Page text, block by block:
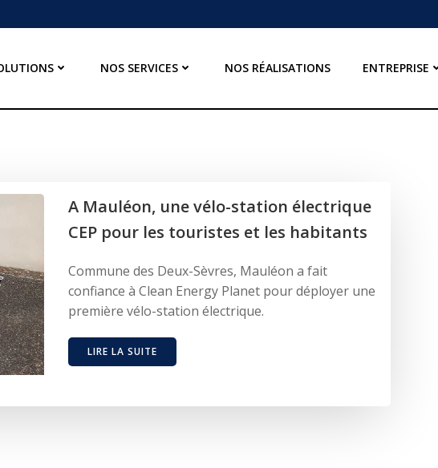
NOS SERVICES NOS RÉALISATIONS ENTREPRISE
A Mauléon, une vélo-station électrique
CEP pour les touristes et les habitants
Commune des Deux-Sèvres, Mauléon a fait
confiance à Clean Energy Planet pour déployer une
première vélo-station électrique.
LIRE LA SUITE